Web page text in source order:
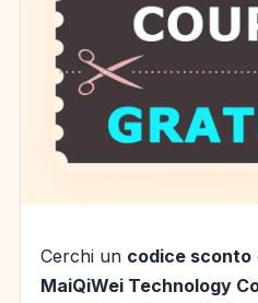
Cerchi un codice sconto
MaiQiWei Technology